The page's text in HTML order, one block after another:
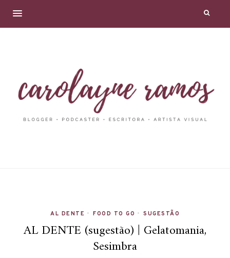
AL DENTE • FOOD TO GO • SUGESTÃO
AL DENTE (sugestão) | Gelatomania,
Sesimbra